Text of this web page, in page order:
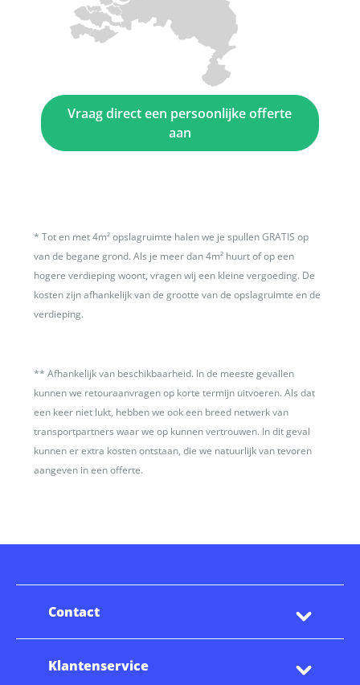
Vraag direct een persoonlijke offerte
aan
*Tot en met 4m² opslagruimte halen we je spullen GRATIS op
van de begane grond. Als je meer dan 4m² huurt of op een
hogere verdieping woont, vragen wij een kleine vergoeding. De
kosten zijn afhankelijk van de grootte van de opslagruimte en de
verdieping.
**Afhankelijk van beschikbaarheid. In de meeste gevallen
kunnen we retouraanvragen op korte termijn uitvoeren. Als dat
een keer niet lukt, hebben we ook een breed netwerk van
transportpartners waar we op kunnen vertrouwen. In dit geval
kunnen er extra kosten ontstaan, die we natuurlijk van tevoren
aangeven in een offerte.
Contact
Klantenservice